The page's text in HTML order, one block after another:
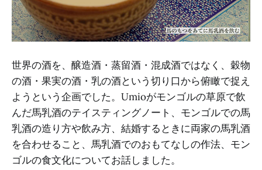
世界の酒を、醸造酒・蒸留酒・混成酒ではなく、穀物
の酒・果実の酒・乳の酒という切り口から俯瞰で捉え
ようという企画でした。Umioがモンゴルの草原で飲
んだ馬乳酒のテイスティングノート、モンゴルでの馬
乳酒の造り方や飲み方、結婚するときに両家の馬乳酒
を合わせること、馬乳酒でのおもてなしの作法、モン
ゴルの食文化についてお話しました。